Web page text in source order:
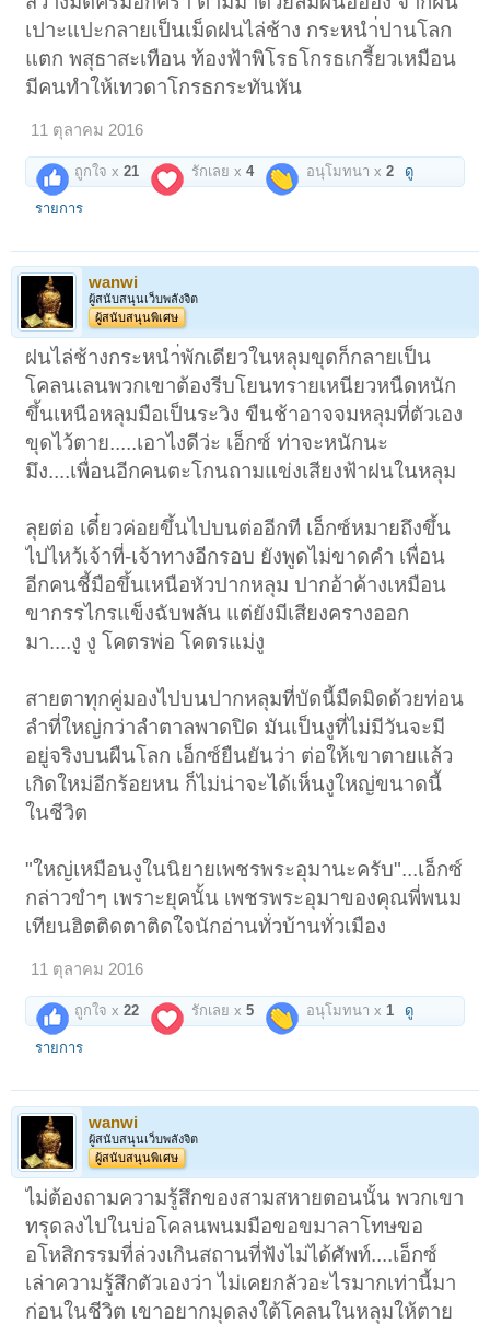
เปาะแปะกลายเป็นเม็ดฝนไล่ช้าง กระหนำ่ปานโลก
แตก พสุธาสะเทือน ท้องฟ้าพิโรธโกรธเกรี้ยวเหมือน
มีคนทำให้เทวดาโกรธกระทันหัน
11 ตุลาคม 2016
ถูกใจ x21 รักเลย x4 อนุโมทนา x2 ดู
รายการ
wanwi
ผู้สนับสนุนเว็บพลังจิต
ผู้สนับสนุนพิเศษ
ฝนไล่ช้างกระหนำ่พักเดียวในหลุมขุดก็กลายเป็น
โคลนเลนพวกเขาต้องรีบโยนทรายเหนียวหนืดหนัก
ขึ้นเหนือหลุมมือเป็นระวิง ขืนช้าอาจจมหลุมที่ตัวเอง
ขุดไว้ตาย.....เอาไงดีว่ะ เอ็กซ์ ท่าจะหนักนะ
มึง....เพื่อนอีกคนตะโกนถามแข่งเสียงฟ้าฝนในหลุม
ลุยต่อ เดี๋ยวค่อยขึ้นไปบนต่ออีกที เอ็กซ์หมายถึงขึ้น
ไปไหว้เจ้าที่-เจ้าทางอีกรอบ ยังพูดไม่ขาดคำ เพื่อน
อีกคนชี้มือขึ้นเหนือหัวปากหลุม ปากอ้าค้างเหมือน
ขากรรไกรแข็งฉับพลัน แต่ยังมีเสียงครางออก
มา....งู งู โคตรพ่อ โคตรแม่งู
สายตาทุกคู่มองไปบนปากหลุมที่บัดนี้มืดมิดด้วยท่อน
ลำที่ใหญ่กว่าลำตาลพาดปิด มันเป็นงูที่ไม่มีวันจะมี
อยู่จริงบนผืนโลก เอ็กซ์ยืนยันว่า ต่อให้เขาตายแล้ว
เกิดใหม่อีกร้อยหน ก็ไม่น่าจะได้เห็นงูใหญ่ขนาดนี้
ในชีวิต
"ใหญ่เหมือนงูในนิยายเพชรพระอุมานะครับ"...เอ็กซ์
กล่าวขำๆ เพราะยุคนั้น เพชรพระอุมาของคุณพี่พนม
เทียนฮิตติดตาติดใจนักอ่านทั่วบ้านทั่วเมือง
11 ตุลาคม 2016
ถูกใจ x22 รักเลย x5 อนุโมทนา x1 ดู
รายการ
wanwi
ผู้สนับสนุนเว็บพลังจิต
ผู้สนับสนุนพิเศษ
ไม่ต้องถามความรู้สึกของสามสหายตอนนั้น พวกเขา
ทรุดลงไปในบ่อโคลนพนมมือขอขมาลาโทษขอ
อโหสิกรรมที่ล่วงเกินสถานที่ฟังไม่ได้ศัพท์....เอ็กซ์
เล่าความรู้สึกตัวเองว่า ไม่เคยกลัวอะไรมากเท่านี้มา
ก่อนในชีวิต เขาอยากมุดลงใต้โคลนในหลุมให้ตาย